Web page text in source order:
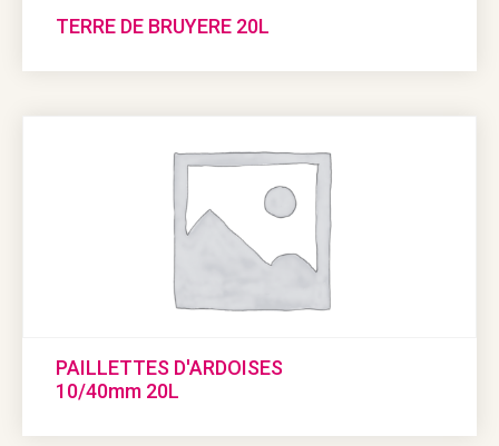
TERRE DE BRUYERE 20L
PAILLETTES D'ARDOISES
10/40mm 20L